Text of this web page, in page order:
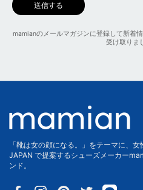
送信する
mamianのメールマガジンに登録して新着
受け取りま
「靴は女の顔になる。」をテーマに、
JAPAN で提案するシューズメーカー
ンド。